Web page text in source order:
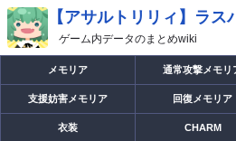
【アサルトリリィ】ラス
ゲーム内データのまとめwiki
メモリア 通常攻撃メモリ
支援妨害メモリア 回復メモリア
衣装 CHARM